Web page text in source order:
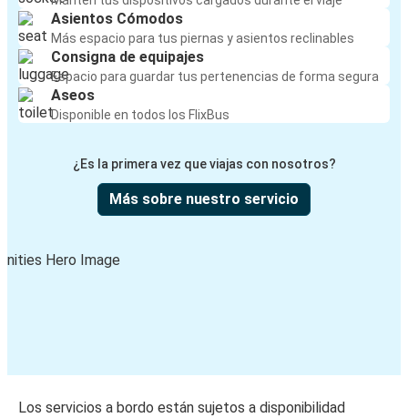
Asientos Cómodos
Más espacio para tus piernas y asientos reclinables
Consigna de equipajes
Espacio para guardar tus pertenencias de forma segura
Aseos
Disponible en todos los FlixBus
¿Es la primera vez que viajas con nosotros?
Más sobre nuestro servicio
Los servicios a bordo están sujetos a disponibilidad